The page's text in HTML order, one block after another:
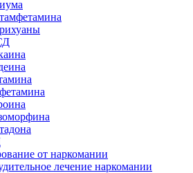
от наркомании
лечение наркомании